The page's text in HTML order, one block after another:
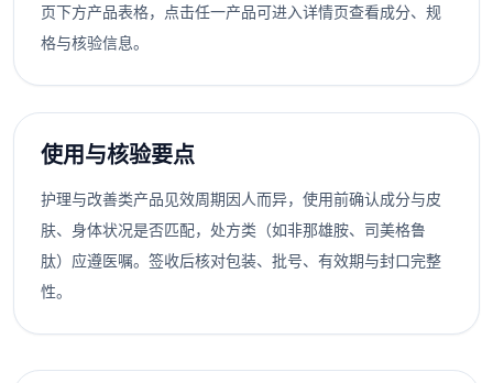
页下方产品表格，点击任一产品可进入详情页查看成分、规
格与核验信息。
使用与核验要点
护理与改善类产品见效周期因人而异，使用前确认成分与皮
肤、身体状况是否匹配，处方类（如非那雄胺、司美格鲁
肽）应遵医嘱。签收后核对包装、批号、有效期与封口完整
性。